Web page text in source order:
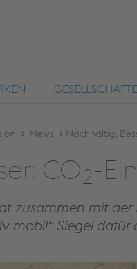
News Nachhaltig,
CO2-
zusammen mit
mobil“ Siegel dafür